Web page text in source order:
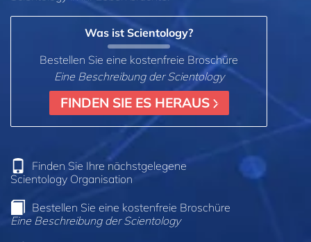
Was ist Scientology?
Bestellen Sie eine kostenfreie Broschüre
Eine Beschreibung der Scientology
FINDEN SIE ES HERAUS
Finden Sie Ihre nächstgelegene
Scientology Organisation
Bestellen Sie eine kostenfreie Broschüre
Eine Beschreibung der Scientology